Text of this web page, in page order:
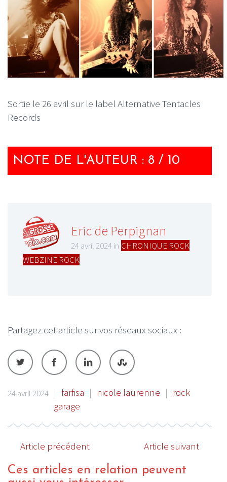
Sortie le 26 avril sur le label Alternative Tentacles
Records
NOTE DE L'AUTEUR : 8 / 10
Eric de Perpignan
24 avril 2024 in CHRONIQUE ROCK
WEBZINE ROCK
Partagez cet article sur vos réseaux sociaux :
24 avril 2024 | farfisa | nicole laurenne | rock
garage
Article précédent Article suivant
Ces articles en relation peuvent